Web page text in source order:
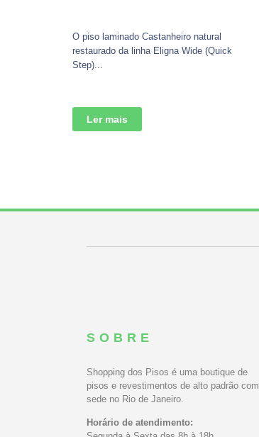
O piso laminado Castanheiro natural
restaurado da linha Eligna Wide (Quick
Step)...
Ler mais
SOBRE
Shopping dos Pisos é uma boutique de
pisos e revestimentos de alto padrão com
sede no Rio de Janeiro.
Horário de atendimento: